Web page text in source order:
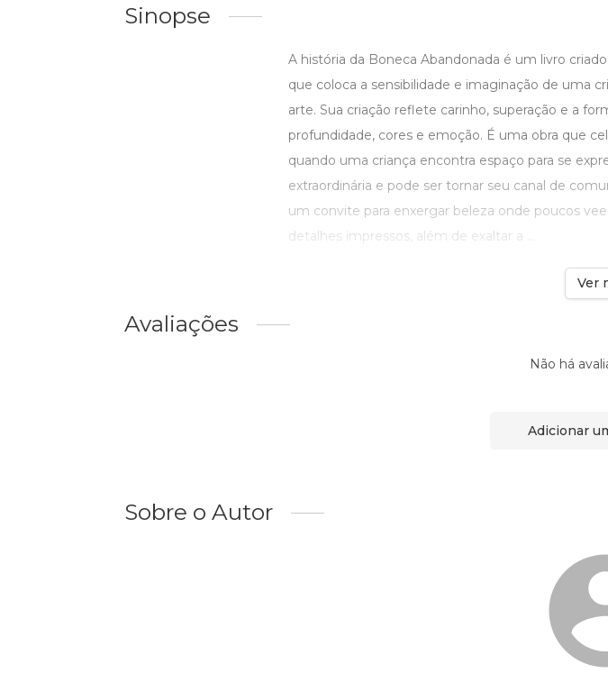
Sinopse
A história da Boneca Abandonada é um livro
que coloca a sensibilidade e imaginação de uma
arte. Sua criação reflete carinho, superação e a
profundidade, cores e emoção. É uma obra que
quando uma criança encontra espaço para se
extraordinária e pode ser tornar seu canal de
um convite para enxergar beleza onde poucos
detalhes impressos, além de exaltar a ...
Ver
Avaliações
Não há
Adicionar
Sobre o Autor